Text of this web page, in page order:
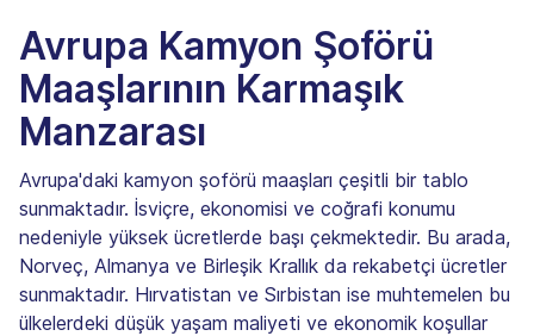
Avrupa Kamyon Şoförü
Maaşlarının Karmaşık
Manzarası
Avrupa'daki kamyon şoförü maaşları çeşitli bir tablo
sunmaktadır. İsviçre, ekonomisi ve coğrafi konumu
nedeniyle yüksek ücretlerde başı çekmektedir. Bu arada,
Norveç, Almanya ve Birleşik Krallık da rekabetçi ücretler
sunmaktadır. Hırvatistan ve Sırbistan ise muhtemelen bu
ülkelerdeki düşük yaşam maliyeti ve ekonomik koşullar